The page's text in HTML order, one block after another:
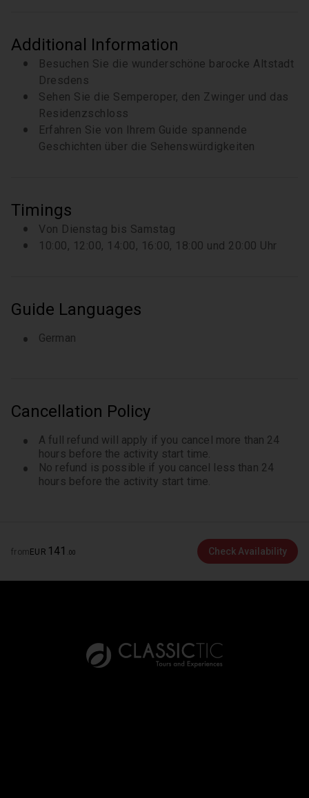
18th century and is an exceptional example of
Protestant sacred architecture. It was destroyed
during Wolrd War II and reconstruction did not start
until after the reunification of Germany.
Additional Information
Besuchen Sie die wunderschöne barocke Altstadt
Dresdens
Sehen Sie die Semperoper, den Zwinger und das
Residenzschloss
Erfahren Sie von Ihrem Guide spannende
Geschichten über die Sehenswürdigkeiten
Timings
Von Dienstag bis Samstag
10:00, 12:00, 14:00, 16:00, 18:00 und 20:00 Uhr
Guide Languages
German
Cancellation Policy
A full refund will apply if you cancel more than 24
hours before the activity start time.
No refund is possible if you cancel less than 24
hours before the activity start time.
from EUR 141 00 Check Availability